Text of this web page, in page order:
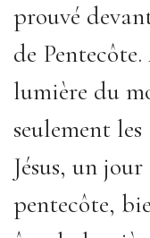
prouvé
de
lumière du
seulement
Jésus, un
pentecôte,